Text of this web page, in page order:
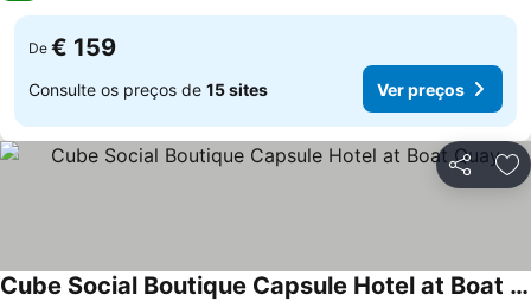
De € 159
Consulte os preços de 15 sites Ver preços
Partilhar
Cube Social Boutique Capsule Hotel at Boat Quay